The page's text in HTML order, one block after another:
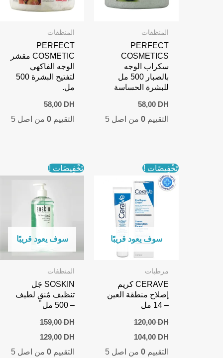
المنظفات
PERFECT
COSMETICS
سكراب الوجه
بالصبار 500 مل
للبشرة الحساسة
58,00 DH
التقييم 0من اصل 5
المنظفات
PERFECT
COSMETIC مقشر
الوجه الفاكهي
لتفتيح البشرة 500
مل.
58,00 DH
التقييم0 من اصل 5
تَخْفِيضَات !
سوف يعود قريبًا
مرطبات
CERAVE كريم
إصلاح منطقة العين
– 14 مل
120,00DH
Original
was:
104,00 DH
Current
is:
التقييم 0من اصل 5
تَخْفِيضَات !
سوف يعود قريبًا
المنظفات
SOSKIN جَل
تنظيف مُنقٍ لطيف
– 500 مل
159,00DH
Original
was:
129,00 DH
is:
التقييم0 من اصل 5